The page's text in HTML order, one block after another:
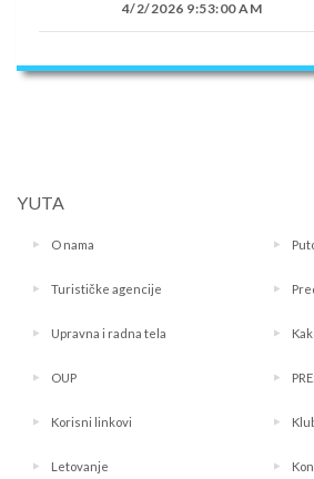
4/2/2026 9:53:00 AM
YUTA
O nama
Turističke agencije
Upravna i radna tela
OUP
Korisni linkovi
Letovanje